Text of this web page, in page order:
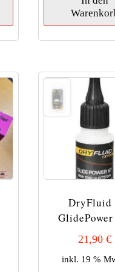
DryFluid
21,90 €
inkl. 19 %